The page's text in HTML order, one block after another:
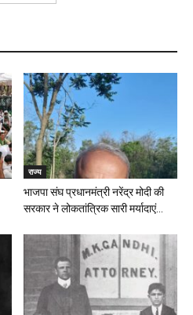
राज्य
भाजपा संघ प्रधानमंत्री नरेंद्र मोदी की
सरकार ने लोकतांत्रिक सारी मर्यादाएं...